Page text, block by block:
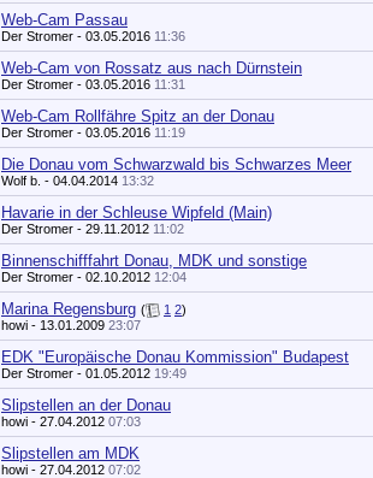
Web-Cam Passau
Der Stromer - 03.05.2016 11:36
Web-Cam von Rossatz aus nach Dürnstein
Der Stromer - 03.05.2016 11:31
Web-Cam Rollfähre Spitz an der Donau
Der Stromer - 03.05.2016 11:19
Die Donau vom Schwarzwald bis Schwarzes Meer
Wolf b. - 04.04.2014 13:32
Havarie in der Schleuse Wipfeld (Main)
Der Stromer - 29.11.2012 11:02
Binnenschifffahrt Donau, MDK und sonstige
Der Stromer - 02.10.2012 12:04
Marina Regensburg ( 1 2)
howi - 13.01.2009 23:07
EDK "Europäische Donau Kommission" Budapest
Der Stromer - 01.05.2012 19:49
Slipstellen an der Donau
howi - 27.04.2012 07:03
Slipstellen am MDK
howi - 27.04.2012 07:02